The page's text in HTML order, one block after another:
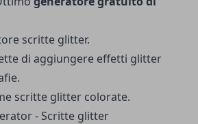
scritte glitter.
di aggiungere effetti glitter
scritte glitter colorate.
- Scritte glitter